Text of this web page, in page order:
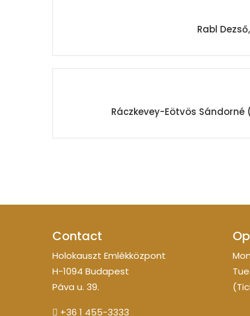
Rabl
Ráczkevey-Eötvös
Contact
Holokauszt Emlékközpont
H-1094 Budapest
Páva u. 39.
+36 1 455-3333